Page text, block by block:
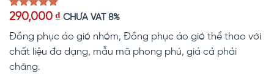
5.00trên 5
1
đánh giá
290,000 ₫ CHƯA VAT 8%
Đồng phục áo gió nhóm, Đồng phục áo gió thể thao với
chất liệu đa dạng, mẫu mã phong phú, giá cả phải
chăng.